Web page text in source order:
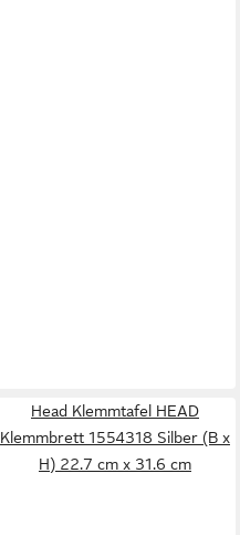
Head Klemmtafel HEAD
Klemmbrett 1554318 Silber (B x
H) 22.7 cm x 31.6 cm